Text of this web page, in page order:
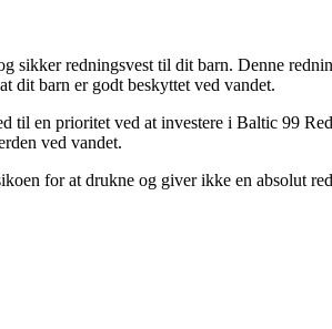
sikker redningsvest til dit barn. Denne
dit barn er godt beskyttet ved vandet.
til en prioritet ved at investere i Baltic 99
ved vandet.
for at drukne og giver ikke en absolut